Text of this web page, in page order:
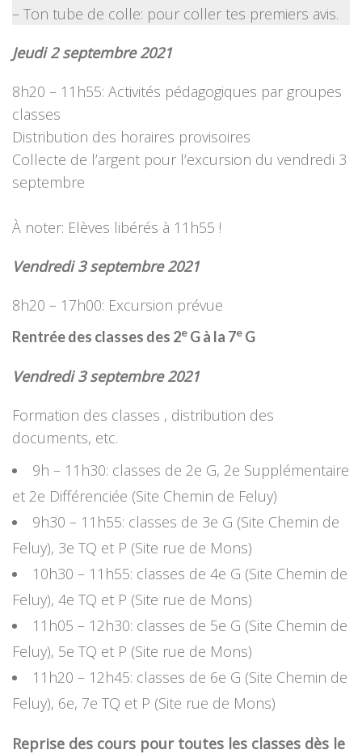
– Ton tube de colle: pour coller tes premiers avis.
Jeudi 2 septembre 2021
8h20 – 11h55: Activités pédagogiques par groupes
classes
Distribution des horaires provisoires
Collecte de l’argent pour l’excursion du vendredi 3
septembre
À noter: Elèves libérés à 11h55 !
Vendredi 3 septembre 2021
8h20 – 17h00: Excursion prévue
Rentrée des classes des 2e G à la 7e G
Vendredi 3 septembre 2021
Formation des classes , distribution des
documents, etc.
9h – 11h30: classes de 2e G, 2e Supplémentaire
et 2e Différenciée (Site Chemin de Feluy)
9h30 – 11h55: classes de 3e G (Site Chemin de
Feluy), 3e TQ et P (Site rue de Mons)
10h30 – 11h55: classes de 4e G (Site Chemin de
Feluy), 4e TQ et P (Site rue de Mons)
11h05 – 12h30: classes de 5e G (Site Chemin de
Feluy), 5e TQ et P (Site rue de Mons)
11h20 – 12h45: classes de 6e G (Site Chemin de
Feluy), 6e, 7e TQ et P (Site rue de Mons)
Reprise des cours pour toutes les classes dès le